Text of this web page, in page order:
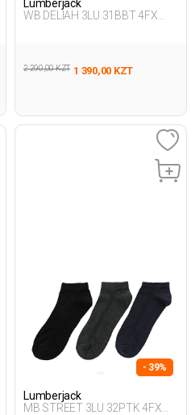
Lumberjack
WB DELIAH 3LU 31BBT 4FX
2 290,00 KZT 1 390,00 KZT
- 39%
Lumberjack
MB STREET 3LU 32PTK 4FX